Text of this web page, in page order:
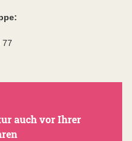
77
auch vor Ihrer